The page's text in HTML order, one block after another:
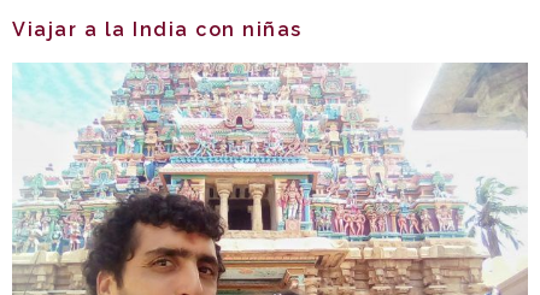
Viajar a la India con niñas